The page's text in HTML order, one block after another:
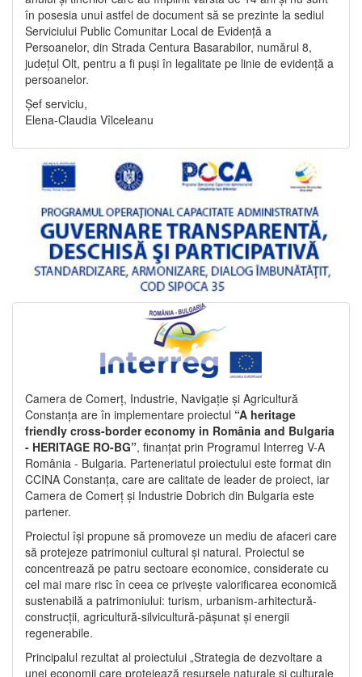
în posesia unui astfel de document să se prezinte la sediul
Serviciului Public Comunitar Local de Evidență a
Persoanelor, din Strada Centura Basarabilor, numărul 8,
județul Olt, pentru a fi puși în legalitate pe linie de evidență a
persoanelor.
Șef serviciu,
Elena-Claudia Vîlceleanu
Camera de Comerț, Industrie, Navigație și Agricultură
Constanța are în implementare proiectul “A heritage
friendly cross-border economy in România and Bulgaria
- HERITAGE RO-BG”, finanțat prin Programul Interreg V-A
România - Bulgaria. Parteneriatul proiectului este format din
CCINA Constanța, care are calitate de leader de proiect, iar
Camera de Comerț și Industrie Dobrich din Bulgaria este
partener.
Proiectul își propune să promoveze un mediu de afaceri care
să protejeze patrimoniul cultural și natural. Proiectul se
concentrează pe patru sectoare economice, considerate cu
cel mai mare risc în ceea ce privește valorificarea economică
sustenabilă a patrimoniului: turism, urbanism-arhitectură-
construcții, agricultură-silvicultură-pășunat și energii
regenerabile.
Principalul rezultat al proiectului „Strategia de dezvoltare a
unei economii care protejează resursele naturale și culturale